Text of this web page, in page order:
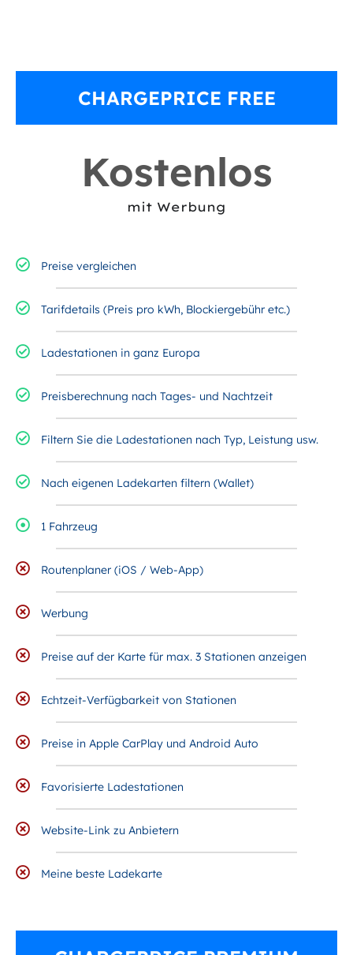
CHARGEPRICE FREE
Kostenlos
mit Werbung
Preise vergleichen
Tarifdetails (Preis pro kWh, Blockiergebühr etc.)
Ladestationen in ganz Europa
Preisberechnung nach Tages- und Nachtzeit
Filtern Sie die Ladestationen nach Typ, Leistung usw.
Nach eigenen Ladekarten filtern (Wallet)
1 Fahrzeug
Routenplaner (iOS / Web-App)
Werbung
Preise auf der Karte für max. 3 Stationen anzeigen
Echtzeit-Verfügbarkeit von Stationen
Preise in Apple CarPlay und Android Auto
Favorisierte Ladestationen
Website-Link zu Anbietern
Meine beste Ladekarte